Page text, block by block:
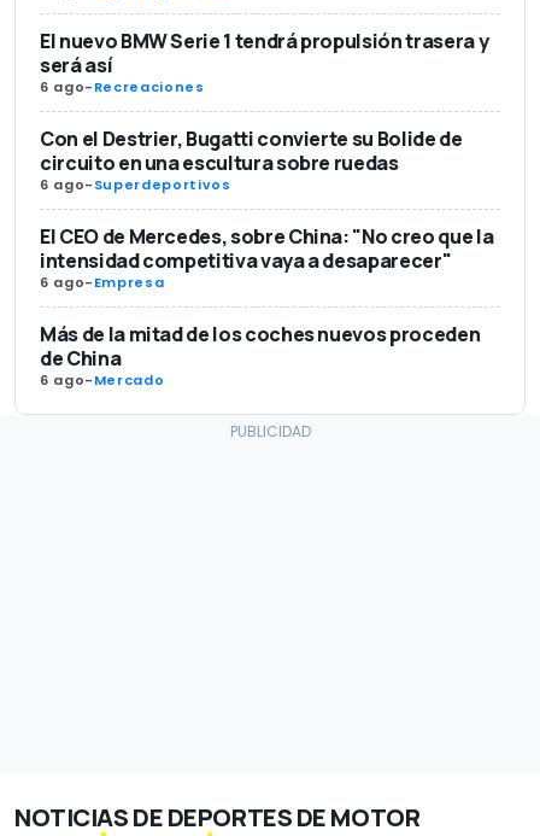
El nuevo BMW Serie 1 tendrá propulsión trasera y
será así
6 ago-Recreaciones
Con el Destrier, Bugatti convierte su Bolide de
circuito en una escultura sobre ruedas
6 ago-Superdeportivos
El CEO de Mercedes, sobre China: "No creo que la
intensidad competitiva vaya a desaparecer"
6 ago-Empresa
Más de la mitad de los coches nuevos proceden
de China
6 ago-Mercado
NOTICIAS DE DEPORTES DE MOTOR